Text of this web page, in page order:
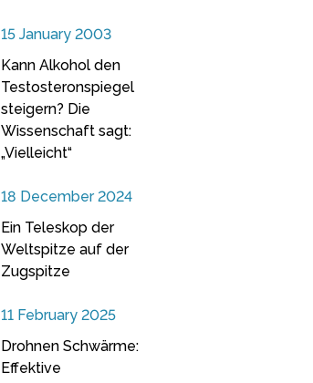
15 January 2003
Kann Alkohol den
Testosteronspiegel
steigern? Die
Wissenschaft sagt:
„Vielleicht“
18 December 2024
Ein Teleskop der
Weltspitze auf der
Zugspitze
11 February 2025
Drohnen Schwärme:
Effektive